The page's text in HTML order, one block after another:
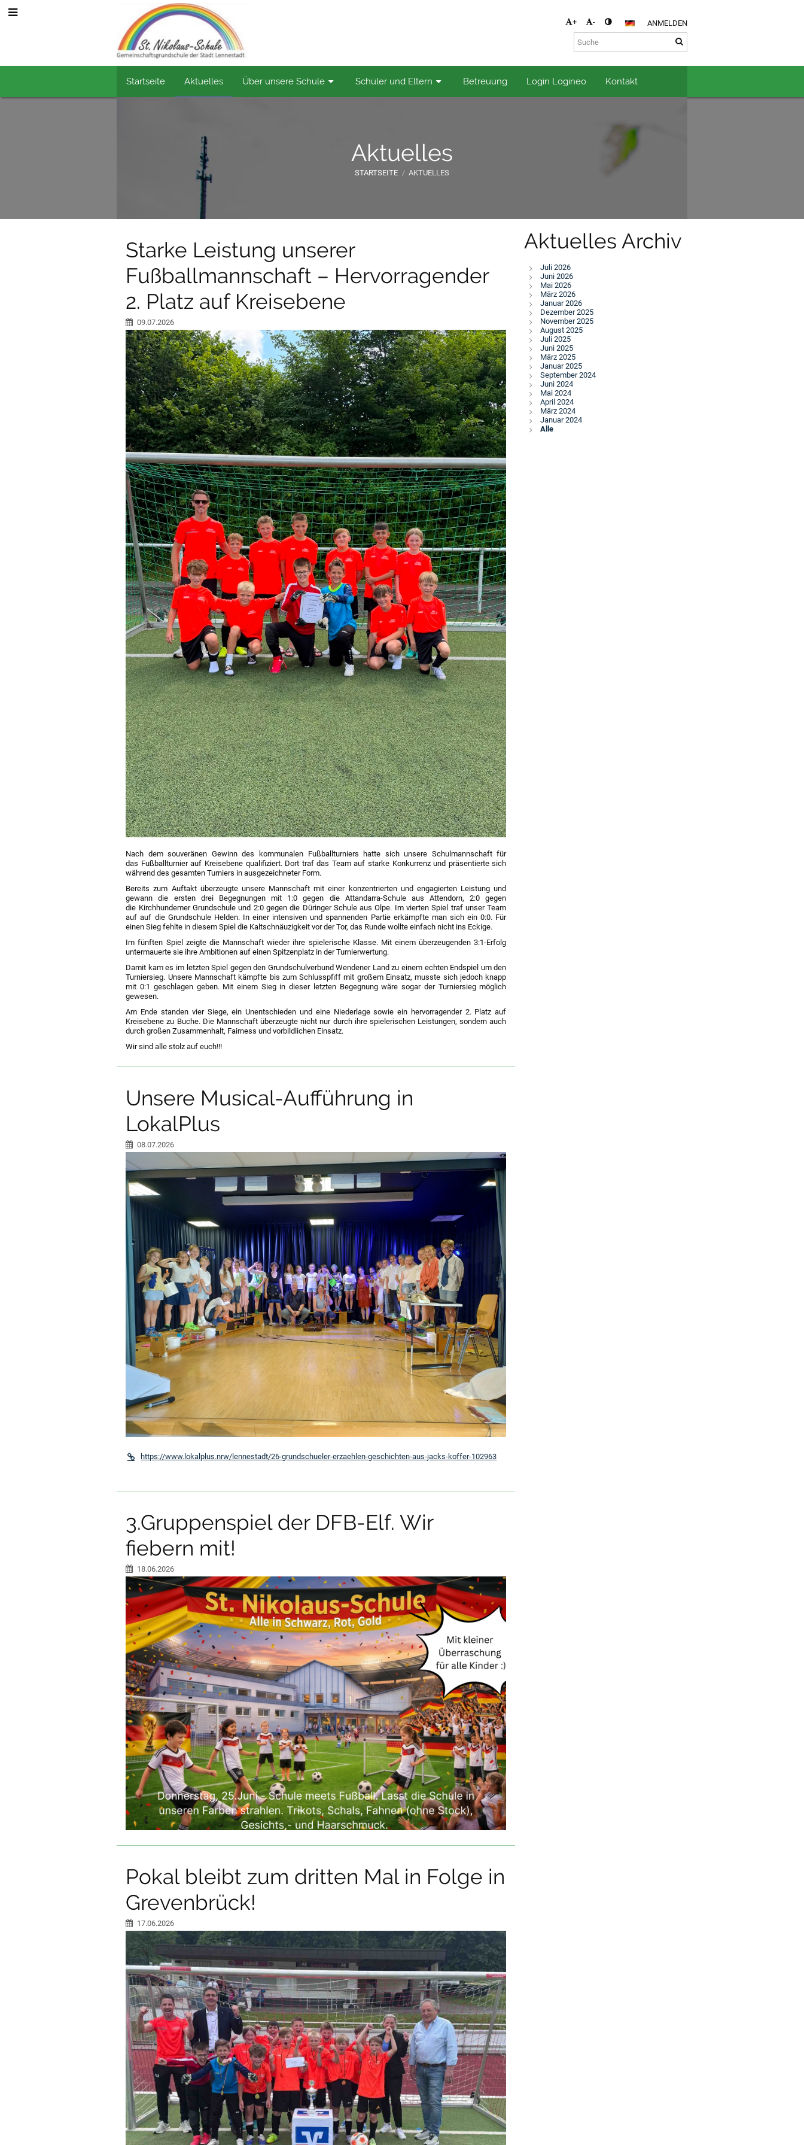
+ - ANMELDEN
Startseite Aktuelles Über unsere Schule Schüler und Eltern Betreuung Login Logineo Kontakt
Aktuelles
STARTSEITE / AKTUELLES
Aktuelles
Starke Leistung unserer
Fußballmannschaft – Hervorragender
2. Platz auf Kreisebene
09.07.2026
Nach dem souveränen Gewinn des kommunalen Fußballturniers hatte sich unsere Schulmannschaft für
das Fußballturnier auf Kreisebene qualifiziert. Dort traf das Team auf starke Konkurrenz und präsentierte sich
während des gesamten Turniers in ausgezeichneter Form.
Bereits zum Auftakt überzeugte unsere Mannschaft mit einer konzentrierten und engagierten Leistung und
gewann die ersten drei Begegnungen mit 1:0 gegen die Attandarra-Schule aus Attendorn, 2:0 gegen
die Kirchhundemer Grundschule und 2:0 gegen die Düringer Schule aus Olpe. Im vierten Spiel traf unser Team
auf auf die Grundschule Helden. In einer intensiven und spannenden Partie erkämpfte man sich ein 0:0. Für
einen Sieg fehlte in diesem Spiel die Kaltschnäuzigkeit vor der Tor, das Runde wollte einfach nicht ins Eckige.
Im fünften Spiel zeigte die Mannschaft wieder ihre spielerische Klasse. Mit einem überzeugenden 3:1-Erfolg
untermauerte sie ihre Ambitionen auf einen Spitzenplatz in der Turnierwertung.
Damit kam es im letzten Spiel gegen den Grundschulverbund Wendener Land zu einem echten Endspiel um den
Turniersieg. Unsere Mannschaft kämpfte bis zum Schlusspfiff mit großem Einsatz, musste sich jedoch knapp
mit 0:1 geschlagen geben. Mit einem Sieg in dieser letzten Begegnung wäre sogar der Turniersieg möglich
gewesen.
Am Ende standen vier Siege, ein Unentschieden und eine Niederlage sowie ein hervorragender 2. Platz auf
Kreisebene zu Buche. Die Mannschaft überzeugte nicht nur durch ihre spielerischen Leistungen, sondern auch
durch großen Zusammenhalt, Fairness und vorbildlichen Einsatz.
Wir sind alle stolz auf euch!!!
Unsere Musical-Aufführung in
LokalPlus
08.07.2026
https://www.lokalplus.nrw/lennestadt/26-grundschueler-erzaehlen-geschichten-aus-jacks-koffer-102963
3.Gruppenspiel der DFB-Elf. Wir
fiebern mit!
18.06.2026
Pokal bleibt zum dritten Mal in Folge in
Grevenbrück!
17.06.2026
Aktuelles Archiv
Juli 2026
Juni 2026
Mai 2026
März 2026
Januar 2026
Dezember 2025
November 2025
August 2025
Juli 2025
Juni 2025
März 2025
Januar 2025
September 2024
Juni 2024
Mai 2024
April 2024
März 2024
Januar 2024
Alle